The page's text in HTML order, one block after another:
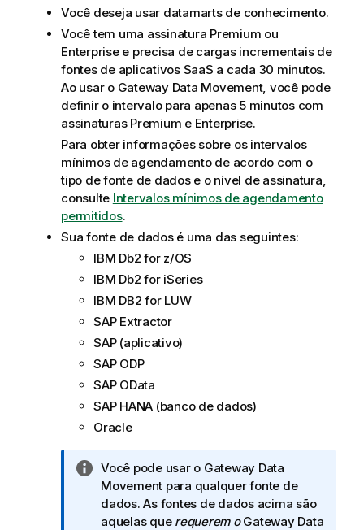
Você deseja usar datamarts de conhecimento.
Você tem uma assinatura Premium ou
Enterprise e precisa de cargas incrementais de
fontes de aplicativos SaaS a cada 30 minutos.
Ao usar o Gateway Data Movement, você pode
definir o intervalo para apenas 5 minutos com
assinaturas Premium e Enterprise.
Para obter informações sobre os intervalos
mínimos de agendamento de acordo com o
tipo de fonte de dados e o nível de assinatura,
consulte Intervalos mínimos de agendamento
permitidos.
Sua fonte de dados é uma das seguintes:
IBM Db2 for z/OS
IBM Db2 for iSeries
IBM DB2 for LUW
SAP Extractor
SAP (aplicativo)
SAP ODP
SAP OData
SAP HANA (banco de dados)
Oracle
N
o
t
a
Você pode usar o Gateway Data
Movement para qualquer fonte de
dados. As fontes de dados acima são
aquelas que requerem oGateway Data